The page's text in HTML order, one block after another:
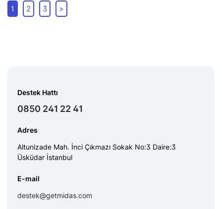
1 2 3 >
Destek Hattı
0850 241 22 41
Adres
Altunizade Mah. İnci Çıkmazı Sokak No:3 Daire:3
Üsküdar İstanbul
E-mail
destek@getmidas.com